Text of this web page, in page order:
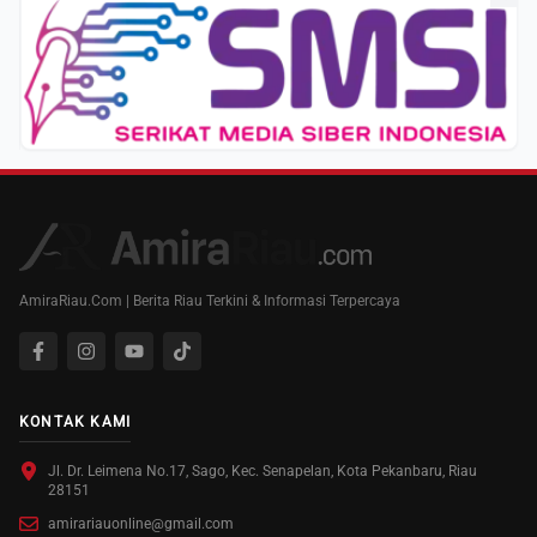
AmiraRiau.Com | Berita Riau Terkini & Informasi Terpercaya
KONTAK KAMI
Jl. Dr. Leimena No.17, Sago, Kec. Senapelan, Kota Pekanbaru, Riau
28151
amirariauonline@gmail.com